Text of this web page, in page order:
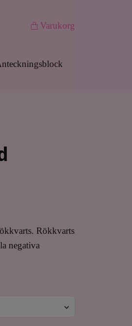
Varukorg
Rökkvarts
negativa